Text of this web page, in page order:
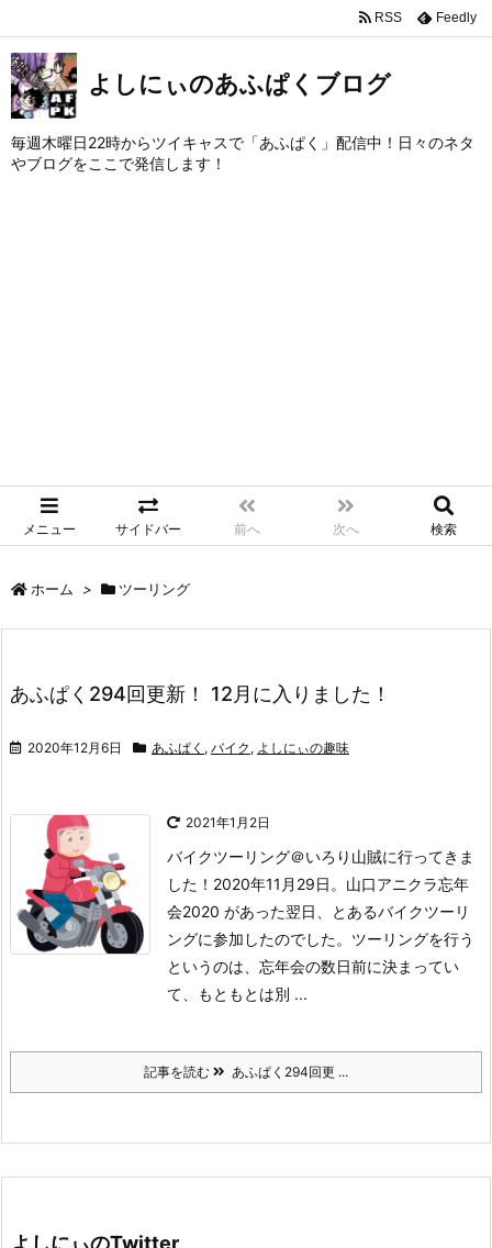
よしにぃのあふぱくブログ
毎週木曜日22時からツイキャスで「あふぱく」配信中！日々のネタ
やブログをここで発信します！
メニュー サイドバー 前へ 次へ 検索
RSS Feedly
ホーム > ツーリング
あふぱく294回更新！ 12月に入りました！
2020年12月6日 あふぱく , バイク , よしにぃの趣味
2021年1月2日
バイクツーリング＠いろり山賊に行ってきま
した！ 2020年11月29日。山口アニクラ忘年
会2020 があった翌日、とあるバイクツーリ
ングに参加したのでした。 ツーリングを行う
というのは、忘年会の数日前に決まってい
て、もともとは別 ...
記事を読む あふぱく294回更 ...
よしにぃのTwitter